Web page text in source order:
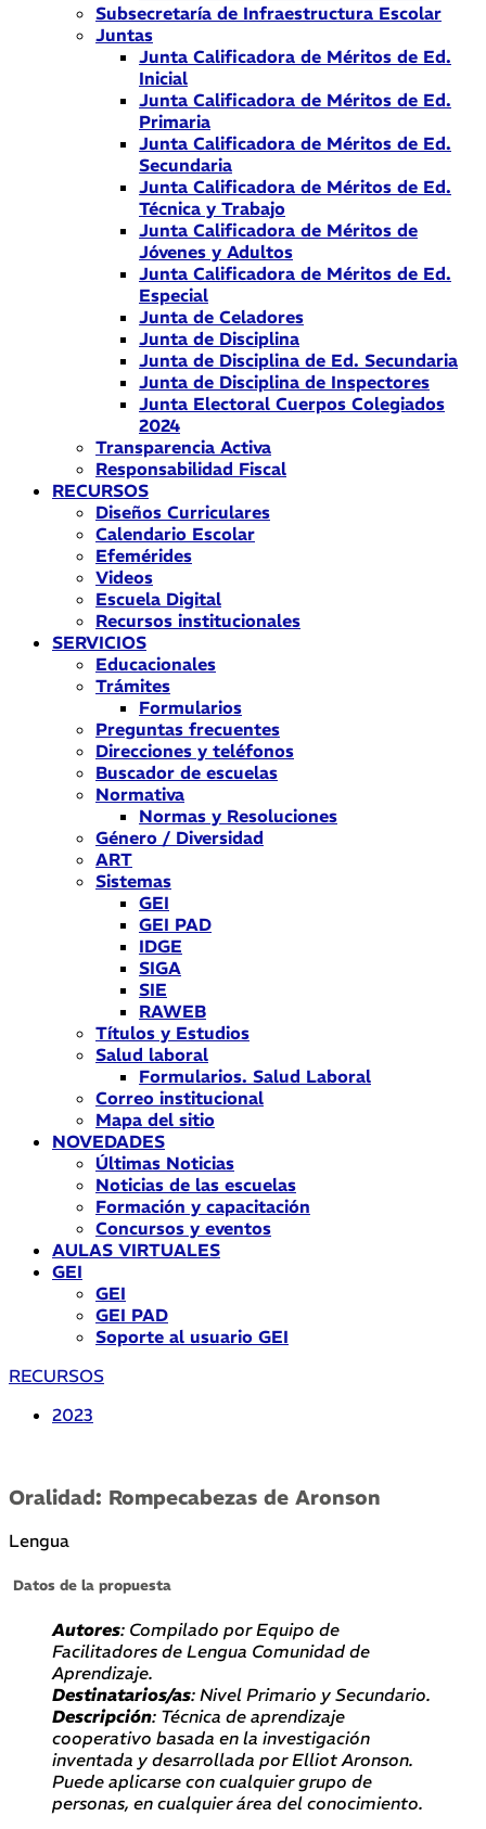
Subsecretaría de Infraestructura Escolar
Juntas
Junta Calificadora de Méritos de Ed.
Inicial
Junta Calificadora de Méritos de Ed.
Primaria
Junta Calificadora de Méritos de Ed.
Secundaria
Junta Calificadora de Méritos de Ed.
Técnica y Trabajo
Junta Calificadora de Méritos de
Jóvenes y Adultos
Junta Calificadora de Méritos de Ed.
Especial
Junta de Celadores
Junta de Disciplina
Junta de Disciplina de Ed. Secundaria
Junta de Disciplina de Inspectores
Junta Electoral Cuerpos Colegiados
2024
Transparencia Activa
Responsabilidad Fiscal
RECURSOS
Diseños Curriculares
Calendario Escolar
Efemérides
Videos
Escuela Digital
Recursos institucionales
SERVICIOS
Educacionales
Trámites
Formularios
Preguntas frecuentes
Direcciones y teléfonos
Buscador de escuelas
Normativa
Normas y Resoluciones
Género / Diversidad
ART
Sistemas
GEI
GEI PAD
IDGE
SIGA
SIE
RAWEB
Títulos y Estudios
Salud laboral
Formularios. Salud Laboral
Correo institucional
Mapa del sitio
NOVEDADES
Últimas Noticias
Noticias de las escuelas
Formación y capacitación
Concursos y eventos
AULAS VIRTUALES
GEI
GEI
GEI PAD
Soporte al usuario GEI
RECURSOS
2023
Oralidad: Rompecabezas de Aronson
Lengua
Datos de la propuesta
Autores: Compilado por Equipo de
Facilitadores de Lengua Comunidad de
Aprendizaje.
Destinatarios/as: Nivel Primario y Secundario.
Descripción: Técnica de aprendizaje
cooperativo basada en la investigación
inventada y desarrollada por Elliot Aronson.
Puede aplicarse con cualquier grupo de
personas, en cualquier área del conocimiento.